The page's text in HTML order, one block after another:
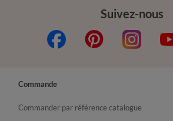
Suivez-nous
Commande
Commander par référence catalogue